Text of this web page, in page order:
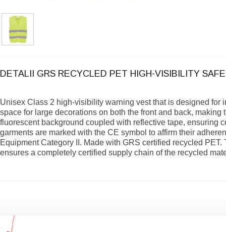
DETALII GRS RECYCLED PET HIGH-VISIBILITY
Unisex Class 2 high-visibility warning vest that is designed
space for large decorations on both the front and back,
fluorescent background coupled with reflective tape, ensuring
garments are marked with the CE symbol to affirm their
Equipment Category II. Made with GRS certified recycled
ensures a completely certified supply chain of the recycled